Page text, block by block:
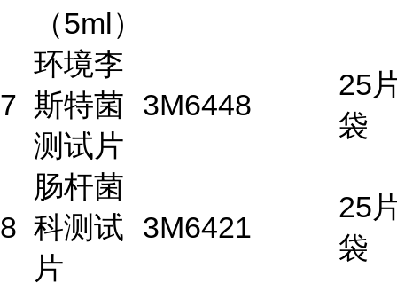
（5ml）
7
环境李
斯特菌
测试片
3M6448
25
袋
8
肠杆菌
科测试
片
3M6421
25
袋